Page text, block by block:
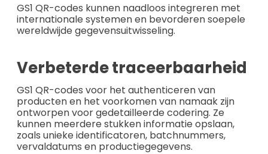
GS1 QR-codes kunnen naadloos integreren met
internationale systemen en bevorderen soepele
wereldwijde gegevensuitwisseling.
Verbeterde traceerbaarheid
GS1 QR-codes voor het authenticeren van
producten en het voorkomen van namaak zijn
ontworpen voor gedetailleerde codering. Ze
kunnen meerdere stukken informatie opslaan,
zoals unieke identificatoren, batchnummers,
vervaldatums en productiegegevens.